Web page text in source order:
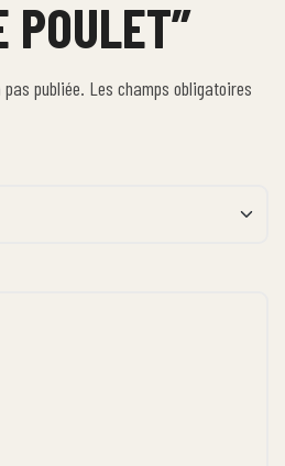
POULET”
publiée. Les champs obligatoires